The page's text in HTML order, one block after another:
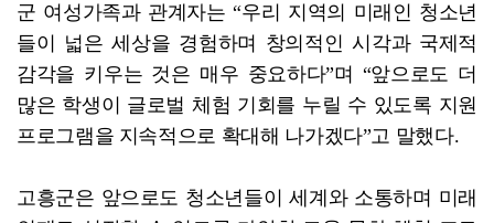
군 여성가족과 관계자는 “우리 지역의 미래인 청소년
들이 넓은 세상을 경험하며 창의적인 시각과 국제적
감각을 키우는 것은 매우 중요하다”며 “앞으로도 더
많은 학생이 글로벌 체험 기회를 누릴 수 있도록 지원
프로그램을 지속적으로 확대해 나가겠다”고 말했다.
고흥군은 앞으로도 청소년들이 세계와 소통하며 미래